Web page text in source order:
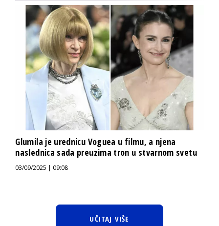
Glumila je urednicu Voguea u filmu, a njena
naslednica sada preuzima tron u stvarnom svetu
03/09/2025 | 09:08
UČITAJ VIŠE